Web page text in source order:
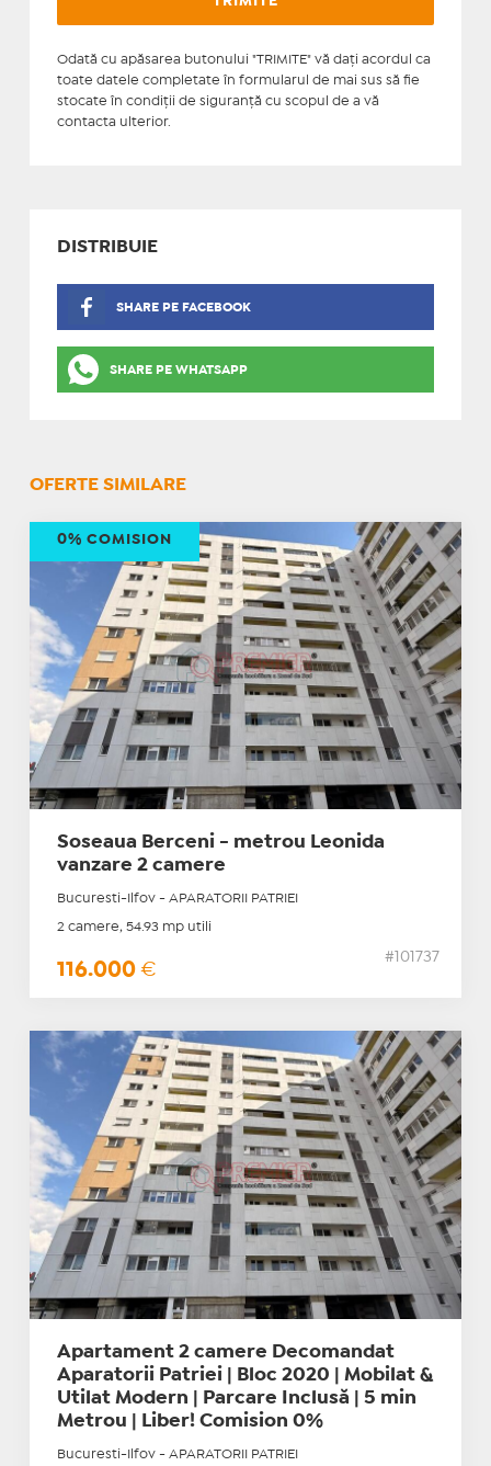
Odată cu apăsarea butonului "TRIMITE" vă daţi acordul ca
toate datele completate în formularul de mai sus să fie
stocate în condiţii de siguranţă cu scopul de a vă
contacta ulterior.
DISTRIBUIE
SHARE PE FACEBOOK
SHARE PE WHATSAPP
OFERTE SIMILARE
Soseaua Berceni - metrou Leonida
vanzare 2 camere
Bucuresti-Ilfov - APARATORII PATRIEI
2 camere, 54.93 mp utili
116.000 €
#101737
0% COMISION
Apartament 2 camere Decomandat
Aparatorii Patriei | Bloc 2020 | Mobilat &
Utilat Modern | Parcare Inclusă | 5 min
Metrou | Liber! Comision 0%
Bucuresti-Ilfov - APARATORII PATRIEI